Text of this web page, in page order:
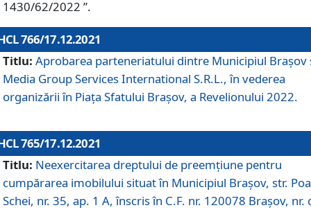
1430/62/2022 ”.
766/17.12.2021
Titlu: Aprobarea parteneriatului dintre Municipiul Brașov
Media Group Services International S.R.L., în vederea
organizării în Piața Sfatului Brașov, a Revelionului 2022.
765/17.12.2021
Titlu: Neexercitarea dreptului de preemţiune pentru
cumpărarea imobilului situat în Municipiul Braşov, str.
Schei, nr. 35, ap. 1 A, înscris în C.F. nr. 120078 Brașov, nr.